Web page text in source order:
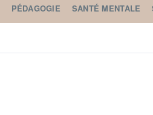
PÉDAGOGIE SANTÉ MENTALE